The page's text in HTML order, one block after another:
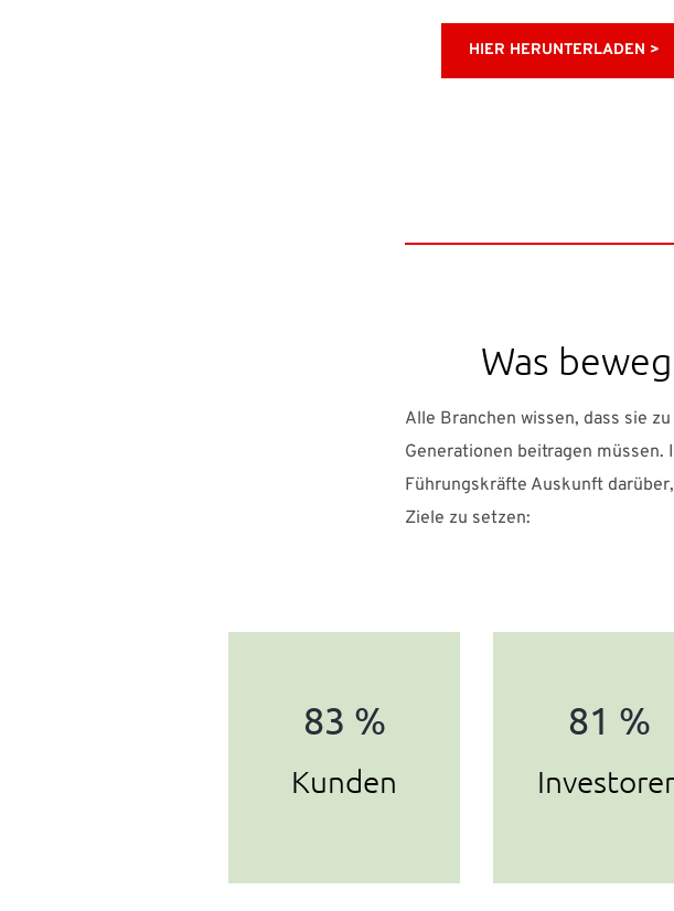
HIER HERUNTERLADEN >
Was
Alle Branchen wissen, dass sie
Generationen beitragen
Führungskräfte Auskunft
Ziele zu setzen:
83 %
Kunden
81 %